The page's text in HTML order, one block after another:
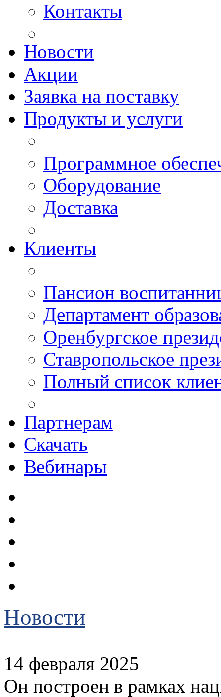
Контакты
Новости
Акции
Заявка на поставку
Продукты и услуги
Программное
Оборудование
Доставка
Клиенты
Пансион
Департамент
Оренбургское
Ставропольское
Полный список
Партнерам
Скачать
Вебинары
Новости
14 февраля 2025
Он построен в рамках